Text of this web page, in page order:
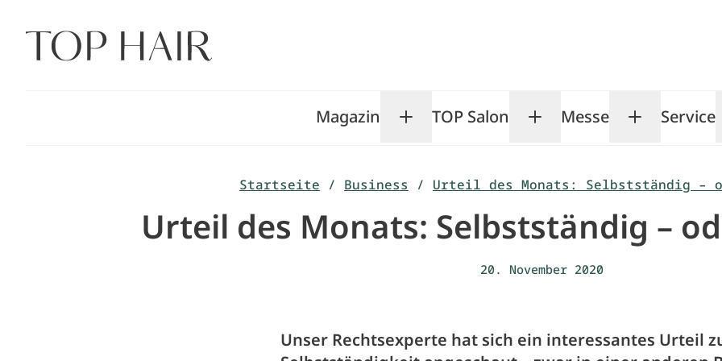
Inhalt
springen
Magazin Toggle Magazin submenu
TOP Salon Toggle TOP Salon
Messe ToggleService
Startseite / Business / Urteil des Monats: Selbstständig –
Urteil des Monats: Selbstständig –
20. November 2020
Unser Rechtsexperte hat sich ein interessantes Urteil